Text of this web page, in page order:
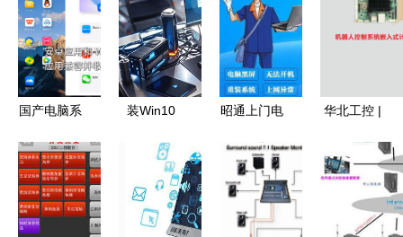
国产电脑系
更新 全面
支持海量安
卓应用
装Win10
前必看！这
5个关键点
让你避开常
昭通上门电
的台式电脑
系统与硬件
问题轻松解
华北工控 |
机赋能,为
全面发展提